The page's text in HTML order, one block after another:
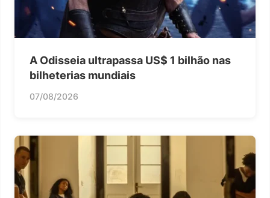
A Odisseia ultrapassa US$ 1 bilhão nas
bilheterias mundiais
07/08/2026